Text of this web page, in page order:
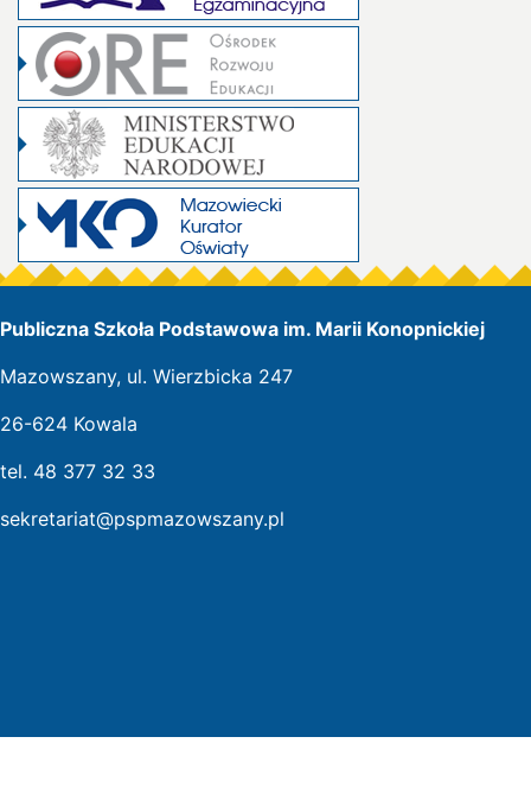
Publiczna Szkoła Podstawowa im. Marii Konopnickiej
Mazowszany, ul. Wierzbicka 247
26-624 Kowala
tel. 48 377 32 33
sekretariat@pspmazowszany.pl